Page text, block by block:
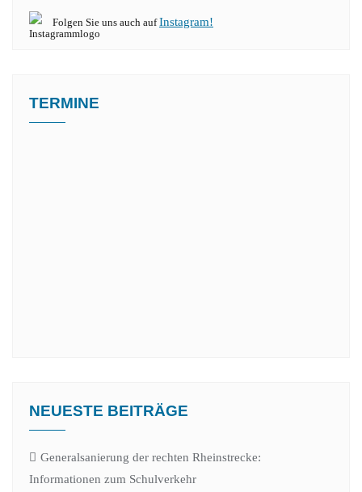
Folgen Sie uns auch aufInstagram!
TERMINE
NEUESTE BEITRÄGE
Generalsanierung der rechten Rheinstrecke:
Informationen zum Schulverkehr